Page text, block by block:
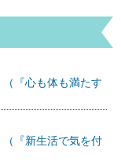
（『心も体も満たす
（『新生活で気を付